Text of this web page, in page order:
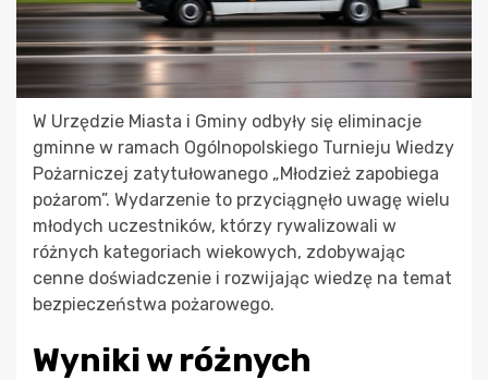
W Urzędzie Miasta i Gminy odbyły się eliminacje
gminne w ramach Ogólnopolskiego Turnieju Wiedzy
Pożarniczej zatytułowanego „Młodzież zapobiega
pożarom”. Wydarzenie to przyciągnęło uwagę wielu
młodych uczestników, którzy rywalizowali w
różnych kategoriach wiekowych, zdobywając
cenne doświadczenie i rozwijając wiedzę na temat
bezpieczeństwa pożarowego.
Wyniki w różnych